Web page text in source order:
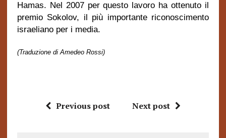
Hamas. Nel 2007 per questo lavoro ha ottenuto il
premio Sokolov, il più importante riconoscimento
israeliano per i media.
(Traduzione di Amedeo Rossi)
Previous post Next post